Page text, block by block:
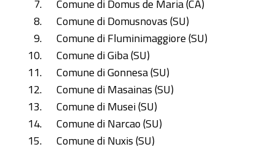
Comune di Domus de Maria (CA)
Comune di Domusnovas (SU)
Comune di Fluminimaggiore (SU)
Comune di Giba (SU)
Comune di Gonnesa (SU)
Comune di Masainas (SU)
Comune di Musei (SU)
Comune di Narcao (SU)
Comune di Nuxis (SU)